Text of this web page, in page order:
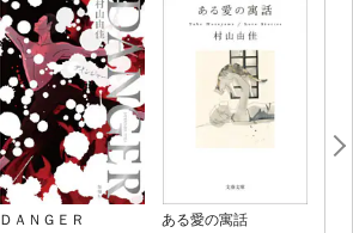
ＤＡＮＧＥＲ ある愛の寓話